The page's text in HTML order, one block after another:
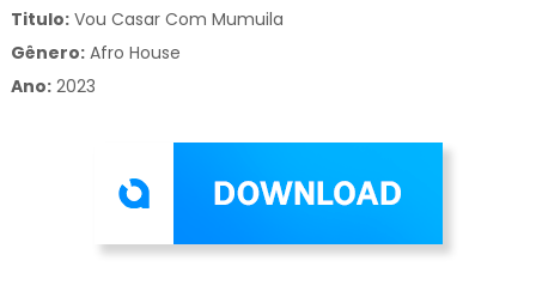
Titulo:Vou Casar Com Mumuila
Gênero: Afro House
Ano:2023